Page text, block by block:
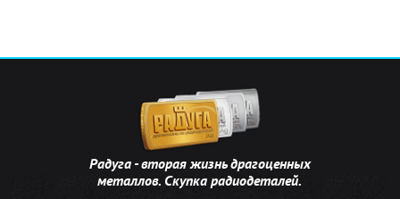
Радуга - вторая жизнь драгоценных
металлов. Скупка радиодеталей.